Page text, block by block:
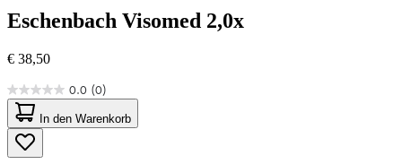
Eschenbach Visomed 2,0x
€ 38,50
0.0 (0)
0.0
von
5
Sternen.
In den Warenkorb